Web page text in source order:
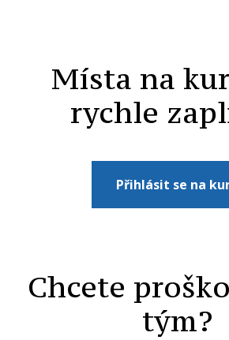
Místa na
rychle
Přihlásit se na
Chcete
tým?